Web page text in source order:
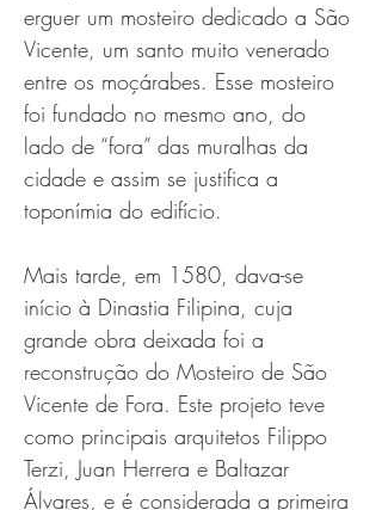
erguer um mosteiro dedicado a São
Vicente, um santo muito venerado
entre os moçárabes. Esse mosteiro
foi fundado no mesmo ano, do
lado de “fora” das muralhas da
cidade e assim se justifica a
toponímia do edifício.
Mais tarde, em 1580, dava-se
início à Dinastia Filipina, cuja
grande obra deixada foi a
reconstrução do Mosteiro de São
Vicente de Fora. Este projeto teve
como principais arquitetos Filippo
Terzi, Juan Herrera e Baltazar
Álvares, e é considerada a primeira